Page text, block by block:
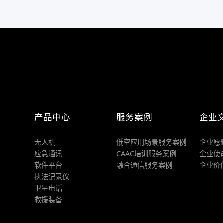
产品中心
无人机
应急通讯
软件平台
执法记录仪
卫星电话
救援装备
服务案例
低空应用场景服务案例
CAAC培训服务案例
融合通信服务案例
企业
企业愿
企业使
企业价